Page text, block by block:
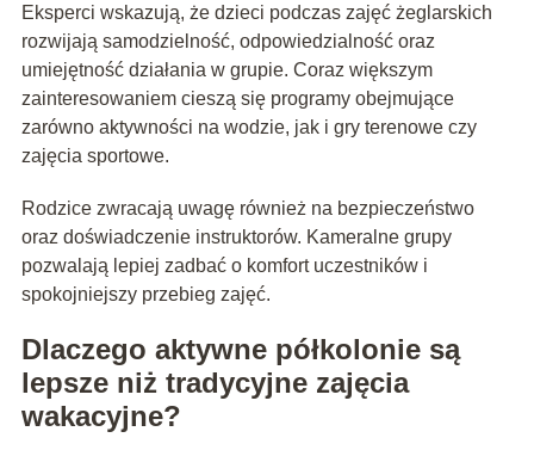
Eksperci wskazują, że dzieci podczas zajęć żeglarskich
rozwijają samodzielność, odpowiedzialność oraz
umiejętność działania w grupie. Coraz większym
zainteresowaniem cieszą się programy obejmujące
zarówno aktywności na wodzie, jak i gry terenowe czy
zajęcia sportowe.
Rodzice zwracają uwagę również na bezpieczeństwo
oraz doświadczenie instruktorów. Kameralne grupy
pozwalają lepiej zadbać o komfort uczestników i
spokojniejszy przebieg zajęć.
Dlaczego aktywne półkolonie są
lepsze niż tradycyjne zajęcia
wakacyjne?